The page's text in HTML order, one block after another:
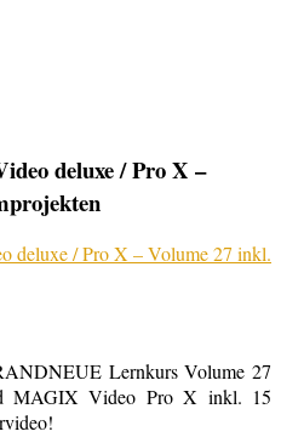
deluxe / Pro X –
Lernkurs Volume 27
MAGIX Video Pro X inkl. 15